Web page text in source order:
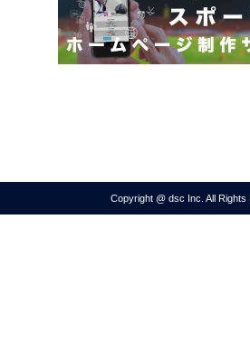
Copyright @ dsc Inc. All Rights